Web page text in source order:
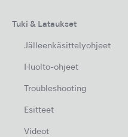
Tuki & Lataukset
Jälleenkäsittelyohjeet
Huolto-ohjeet
Troubleshooting
Esitteet
Videot